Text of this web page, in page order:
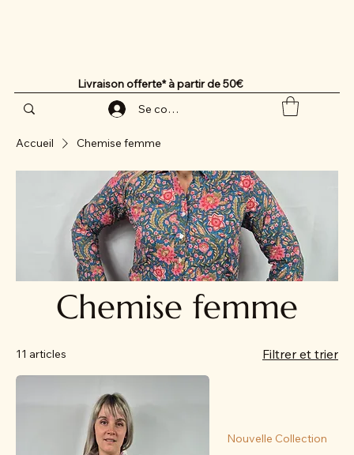
Livraison offerte* à partir de 50€
Se connecter
Accueil Chemise femme
Chemise femme
11 articles Filtrer et trier
Nouvelle Collection